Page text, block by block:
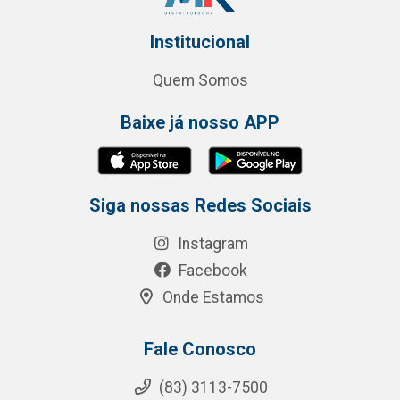
Institucional
Quem Somos
Baixe já nosso APP
Siga nossas Redes Sociais
Instagram
Facebook
Onde Estamos
Fale Conosco
(83) 3113-7500